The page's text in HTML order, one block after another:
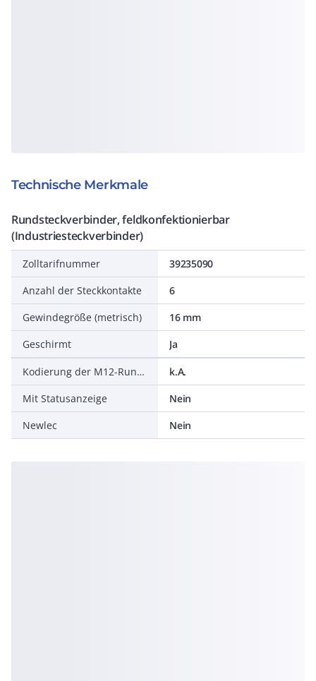
Technische Merkmale
Rundsteckverbinder, feldkonfektionierbar
(Industriesteckverbinder)
Zolltarifnummer
39235090
Anzahl der Steckkontakte
6
Gewindegröße (metrisch)
16 mm
Geschirmt
Ja
Kodierung der M12-Rundsteckverbinder
k.A.
Mit Statusanzeige
Nein
Newlec
Nein